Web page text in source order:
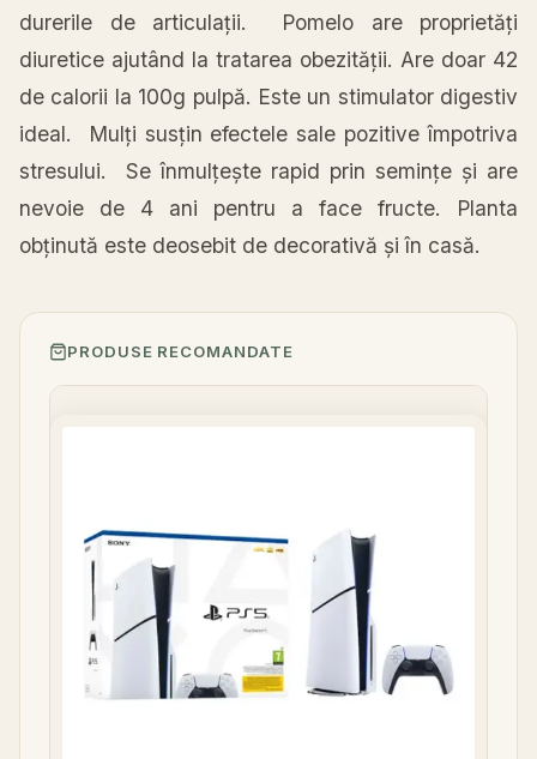
durerile de articulații. Pomelo are proprietăți
diuretice ajutând la tratarea obezității. Are doar 42
de calorii la 100g pulpă. Este un stimulator digestiv
ideal.
Mulți susțin efectele sale pozitiveîmpotriva
stresului. Seînmulțește rapid prin semințe și are
nevoie de 4 ani pentru a face fructe. Planta
obținută este deosebit de decorativă și în casă.
PRODUSE RECOMANDATE